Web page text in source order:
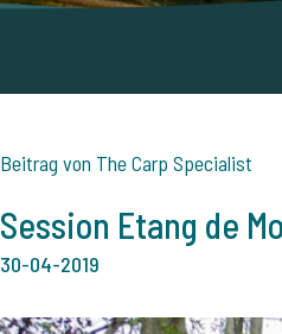
Beitrag von The Carp Specialist
Session Etang de
30-04-2019